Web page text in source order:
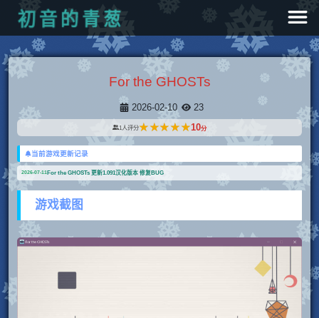
初 音 的 青葱
For the GHOSTs
2026-02-10 23
1 人评分★★★★★
★★★★★10分
当前游戏更新记录
2026-07-11For the GHOSTs 更新1.091汉化版本 修复BUG
游戏截图